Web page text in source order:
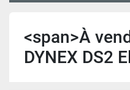
<span>À
DYNEX DS2